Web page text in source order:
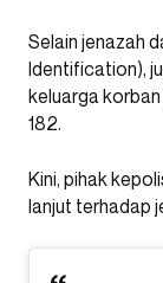
Selain jenazah
Identification),
keluarga
182.
Kini, pihak
lanjut terhadap